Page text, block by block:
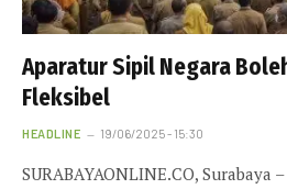
Aparatur Sipil Negara
Fleksibel
HEADLINE 19/06/2025 - 15:30
SURABAYAONLINE.CO, Surabaya